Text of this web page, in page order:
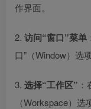
作界面。
2. 访问“窗口”菜单
口”（Window）选项
3. 选择“工作区”
（Workspace）选